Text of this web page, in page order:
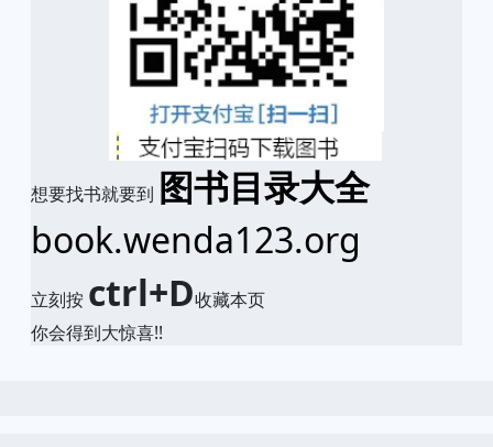
想要找书就要到 图书目录大全
book.wenda123.org
立刻按 ctrl+D收藏本页
你会得到大惊喜!!